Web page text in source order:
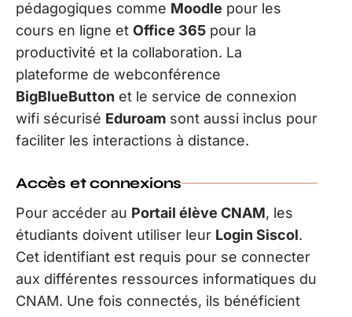
pédagogiques comme Moodle pour les
cours en ligne et Office 365 pour la
productivité et la collaboration. La
plateforme de webconférence
BigBlueButton et le service de connexion
wifi sécurisé Eduroam sont aussi inclus pour
faciliter les interactions à distance.
Accès et connexions
Pour accéder au Portail élève CNAM, les
étudiants doivent utiliser leur Login Siscol.
Cet identifiant est requis pour se connecter
aux différentes ressources informatiques du
CNAM. Une fois connectés, ils bénéficient